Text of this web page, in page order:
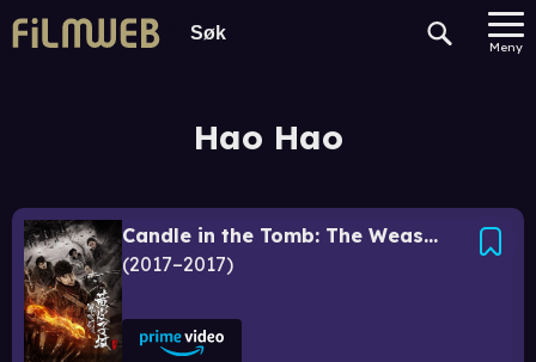
Meny
Hao Hao
Candle in the Tomb: The Weasel Grave
2017–2017